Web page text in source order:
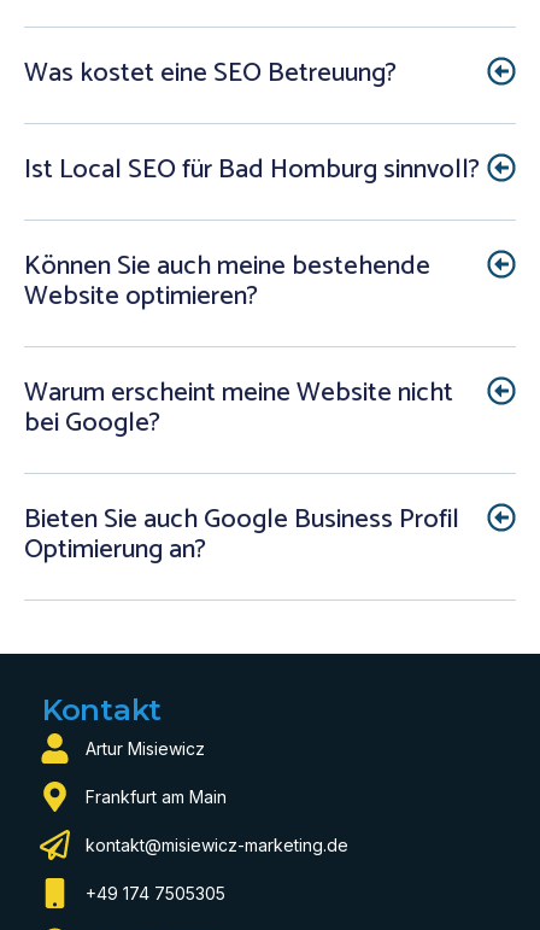
Was kostet eine SEO Betreuung?
Ist Local SEO für Bad Homburg sinnvoll?
Können Sie auch meine bestehende
Website optimieren?
Warum erscheint meine Website nicht
bei Google?
Bieten Sie auch Google Business Profil
Optimierung an?
Kontakt
Artur Misiewicz
Frankfurt am Main
kontakt@misiewicz-marketing.de
+49 174 7505305